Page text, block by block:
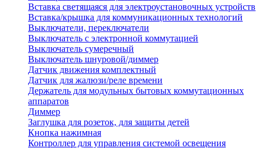
Вставка светящаяся для электроустановочных устройств
Вставка/крышка для коммуникационных технологий
Выключатели, переключатели
Выключатель с электронной коммутацией
Выключатель сумеречный
Выключатель шнуровой/диммер
Датчик движения комплектный
Датчик для жалюзи/реле времени
Держатель для модульных бытовых коммутационных
аппаратов
Диммер
Заглушка для розеток, для защиты детей
Кнопка нажимная
Контроллер для управления системой освещения